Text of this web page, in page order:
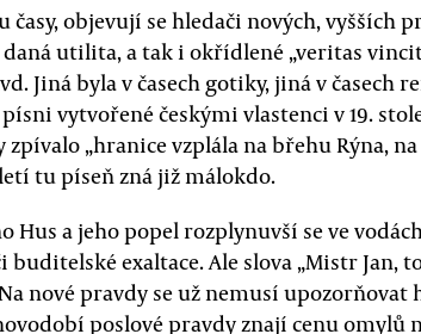
časy, objevují se hledači nových, vyšších
utilita, a tak i okřídlené „veritas
Jiná byla v časech gotiky, jiná v časech
písni vytvořené českými vlastenci v 19.
zpívalo „hranice vzplála na břehu Rýna,
tu píseň zná již málokdo.
Hus a jeho popel rozplynuvší se ve
buditelské exaltace. Ale slova „Mistr Jan,
nové pravdy se už nemusí
poslové pravdy znají cenu omylů